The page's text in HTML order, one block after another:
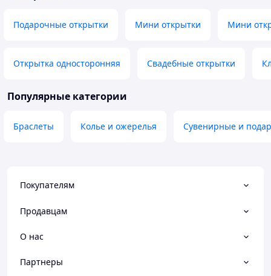
Подарочные открытки Мини открытки Мини
Открытка односторонняя Свадебные открытки
Популярные категории
Браслеты Колье и ожерелья Сувенирные и
Покупателям
Продавцам
О нас
Партнеры